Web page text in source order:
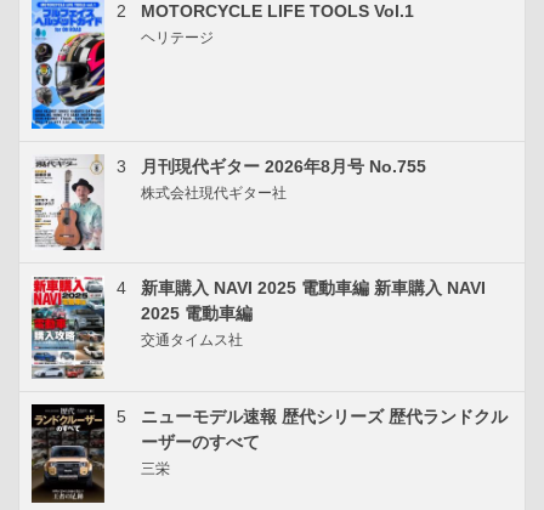
2 MOTORCYCLE LIFE TOOLS Vol.1
ヘリテージ
3 月刊現代ギター 2026年8月号 No.755
株式会社現代ギター社
4
新車購入 NAVI 2025 電動車編 新車購入 NAVI
2025 電動車編
交通タイムス社
5
ニューモデル速報 歴代シリーズ 歴代ランドクル
ーザーのすべて
三栄